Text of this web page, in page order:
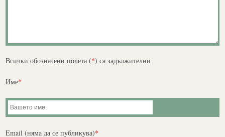
Всички обозначени полета (*) са задължителни
Име*
Email (няма да се публикува)*